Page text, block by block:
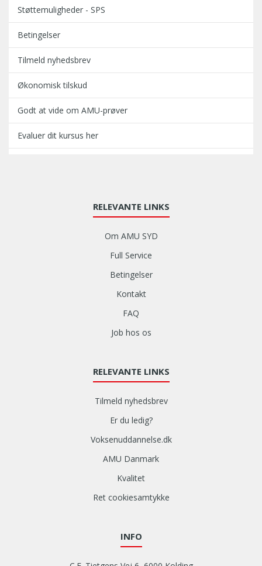
Støttemuligheder - SPS
Betingelser
Tilmeld nyhedsbrev
Økonomisk tilskud
Godt at vide om AMU-prøver
Evaluer dit kursus her
RELEVANTE LINKS
Om AMU SYD
Full Service
Betingelser
Kontakt
FAQ
Job hos os
RELEVANTE LINKS
Tilmeld nyhedsbrev
Er du ledig?
Voksenuddannelse.dk
AMU Danmark
Kvalitet
Ret cookiesamtykke
INFO